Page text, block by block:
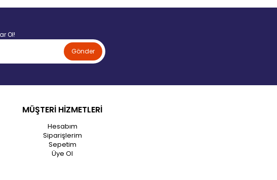
Ol!
Gönder
MÜŞTERİ HİZMETLERİ
Hesabım
Siparişlerim
Sepetim
Üye Ol